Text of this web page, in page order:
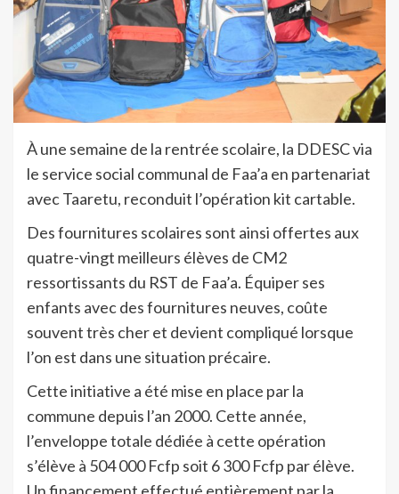
À une semaine de la rentrée scolaire, la DDESC via
le service social communal de Faa’a en partenariat
avec Taaretu, reconduit l’opération kit cartable.
Des fournitures scolaires sont ainsi offertes aux
quatre-vingt meilleurs élèves de CM2
ressortissants du RST de Faa’a. Équiper ses
enfants avec des fournitures neuves, coûte
souvent très cher et devient compliqué lorsque
l’on est dans une situation précaire.
Cette initiative a été mise en place par la
commune depuis l’an 2000. Cette année,
l’enveloppe totale dédiée à cette opération
s’élève à 504 000 Fcfp soit 6 300 Fcfp par élève.